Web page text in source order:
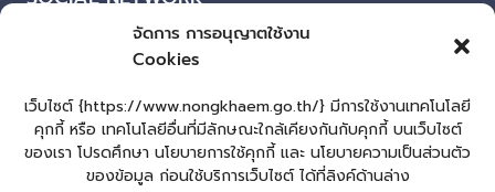
จัดการ การอนุญาตใช้งาน
Cookies
เว็บไซต์ {https://www.nongkhaem.go.th/} มีการใช้งานเทคโนโลยี
คุกกี้ หรือ เทคโนโลยีอื่นที่มีลักษณะใกล้เคียงกันกับคุกกี้ บนเว็บไซต์
ของเรา โปรดศึกษา นโยบายการใช้คุกกี้ และ นโยบายความเป็นส่วนตัว
ของข้อมูล ก่อนใช้บริการเว็บไซต์ ได้ที่ลิงค์ด้านล่าง
Facebook
ผู้เยี่ยมชมเว็บไซต์
ผู้เยี่ยมชม : 0
แผนผังเว็บไซต์